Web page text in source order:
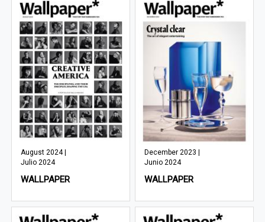
August 2024 |
Julio 2024
WALLPAPER
December 2023 |
Junio 2024
WALLPAPER